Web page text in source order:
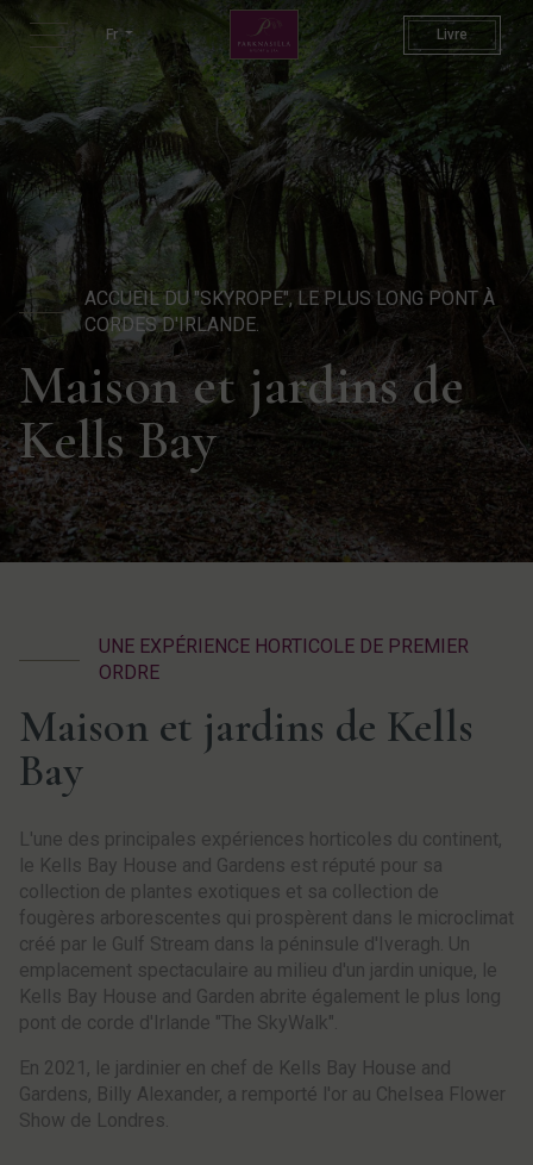
Fr
Kells Bay House &
Livre
ACCUEIL DU "SKYROPE", LE PLUS LONG PONT À
CORDES D'IRLANDE.
Maison et jardins de
Kells Bay
UNE EXPÉRIENCE HORTICOLE DE PREMIER
ORDRE
Maison et jardins de Kells
Bay
L'une des principales expériences horticoles du continent,
le Kells Bay House and Gardens est réputé pour sa
collection de plantes exotiques et sa collection de
fougères arborescentes qui prospèrent dans le microclimat
créé par le Gulf Stream dans la péninsule d'Iveragh. Un
emplacement spectaculaire au milieu d'un jardin unique, le
Kells Bay House and Garden abrite également le plus long
pont de corde d'Irlande "The SkyWalk".
En 2021, le jardinier en chef de Kells Bay House and
Gardens, Billy Alexander, a remporté l'or au Chelsea Flower
Show de Londres.